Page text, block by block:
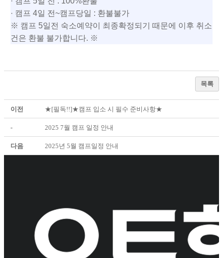
· 캠프 4일 전~캠프당일 : 환불불가
※ 캠프 5일전 숙소예약이 최종확정되기 때문에 이후 취소
건은 환불 불가합니다. ※
목록
이전 ★[필독!!]★캠프 입소 시 필수 준비사항★
- 2025 7월 캠프 일정 안내
다음 2025년 5월 캠프일정 안내